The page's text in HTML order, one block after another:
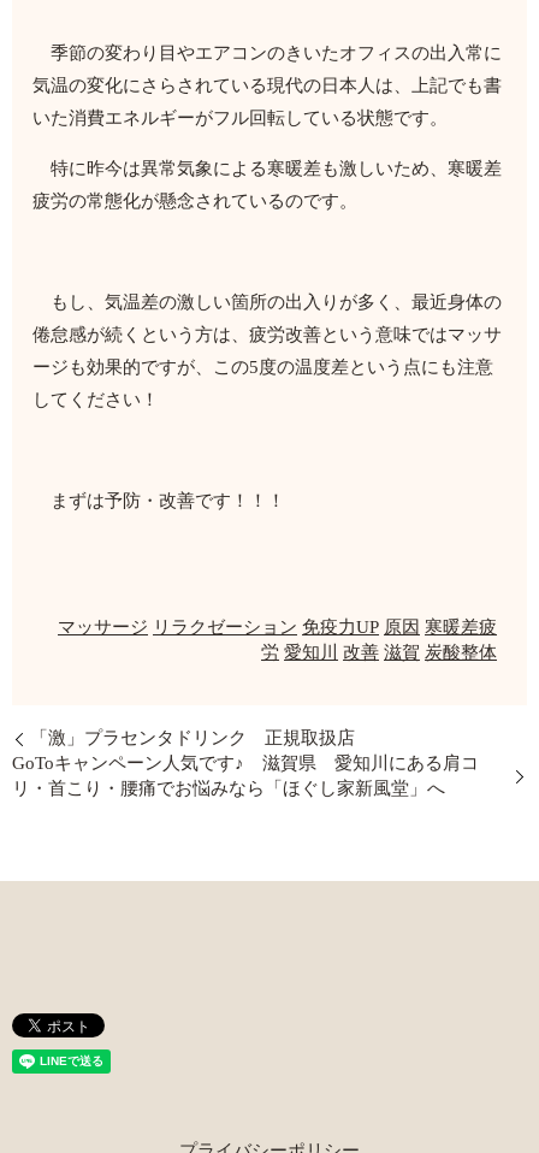
季節の変わり目やエアコンのきいたオフィスの出入常に
気温の変化にさらされている現代の日本人は、上記でも書
いた消費エネルギーがフル回転している状態です。
特に昨今は異常気象による寒暖差も激しいため、寒暖差
疲労の常態化が懸念されているのです。
もし、気温差の激しい箇所の出入りが多く、最近身体の
倦怠感が続くという方は、疲労改善という意味ではマッサ
ージも効果的ですが、この5度の温度差という点にも注意
してください！
まずは予防・改善です！！！
マッサージ リラクゼーション 免疫力UP 原因 寒暖差疲
労 愛知川 改善 滋賀 炭酸整体
「激」プラセンタドリンク 正規取扱店
GoToキャンペーン人気です♪ 滋賀県 愛知川にある肩コ
リ・首こり・腰痛でお悩みなら「ほぐし家新風堂」へ